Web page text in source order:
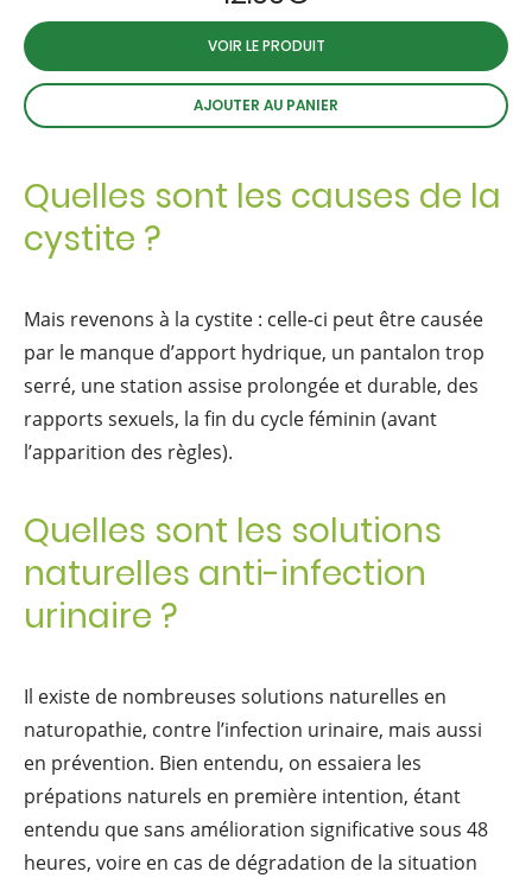
VOIR LE PRODUIT
AJOUTER AU PANIER
Quelles sont les causes de la
cystite ?
Mais revenons à la cystite : celle-ci peut être causée
par le manque d’apport hydrique, un pantalon trop
serré, une station assise prolongée et durable, des
rapports sexuels, la fin du cycle féminin (avant
l’apparition des règles).
Quelles sont les solutions
naturelles anti-infection
urinaire ?
Il existe de nombreuses solutions naturelles en
naturopathie, contre l’infection urinaire, mais aussi
en prévention. Bien entendu, on essaiera les
prépations naturels en première intention, étant
entendu que sans amélioration significative sous 48
heures, voire en cas de dégradation de la situation